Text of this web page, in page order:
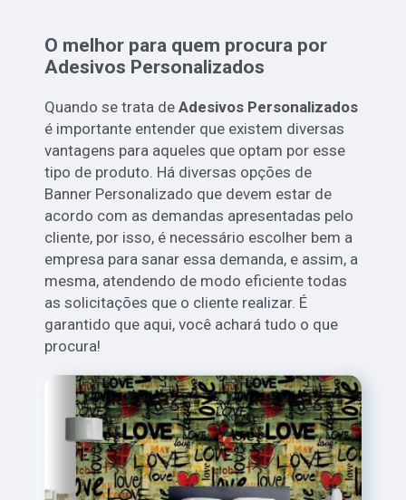
O melhor para quem procura por
Adesivos Personalizados
Quando se trata deAdesivos Personalizados
é importante entender que existem diversas
vantagens para aqueles que optam por esse
tipo de produto. Há diversas opções de
Banner Personalizado que devem estar de
acordo com as demandas apresentadas pelo
cliente, por isso, é necessário escolher bem a
empresa para sanar essa demanda, e assim, a
mesma, atendendo de modo eficiente todas
as solicitações que o cliente realizar. É
garantido que aqui, você achará tudo o que
procura!